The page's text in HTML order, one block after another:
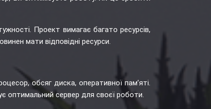
Проект вимагає багато ресурсів,
мати відповідні ресурси.
обсяг диска, оперативної пам’яті.
оптимальний сервер для своєї роботи.